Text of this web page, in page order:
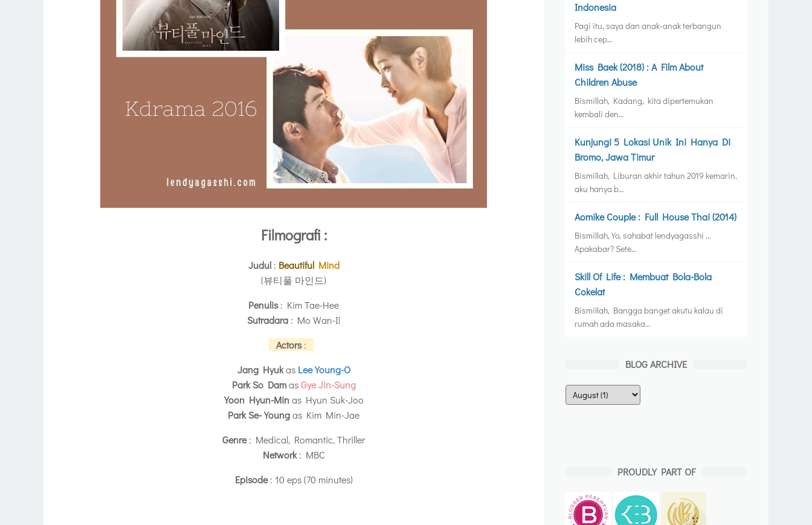
Filmografi :
Judul: Beautiful Mind
(뷰티풀 마인드)
Penulis: Kim Tae-Hee
Sutradara : Mo Wan-Il
Actors:
Jang Hyukas Lee Young-O
Park So DamasGye Jin-Sung
Yoon Hyun-Min as Hyun Suk-Joo
Park Se-Youngas Kim Min-Jae
Genre: Medical, Romantic, Thriller
Network: MBC
Episode: 10 eps (70 minutes)
Indonesia
Pagi itu, saya dan anak-anak terbangun
lebih cep…
Miss Baek (2018) : A Film About
Children Abuse
Bismillah, Kadang, kita dipertemukan
kembali den…
Kunjungi 5 Lokasi Unik Ini Hanya Di
Bromo, Jawa Timur
Bismillah, Liburan akhir tahun 2019 kemarin,
aku hanya b…
Aomike Couple : Full House Thai (2014)
Bismillah, Yo, sahabat lendyagasshi ...
Apakabar? Sete…
Skill Of Life : Membuat Bola-Bola
Cokelat
Bismillah, Bangga banget akutu kalau di
rumah ada masaka…
BLOG ARCHIVE
PROUDLY PART OF